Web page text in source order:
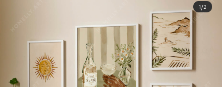
1/2